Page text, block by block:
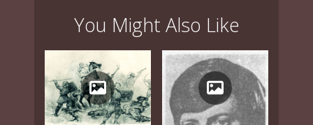
You Might Also Like